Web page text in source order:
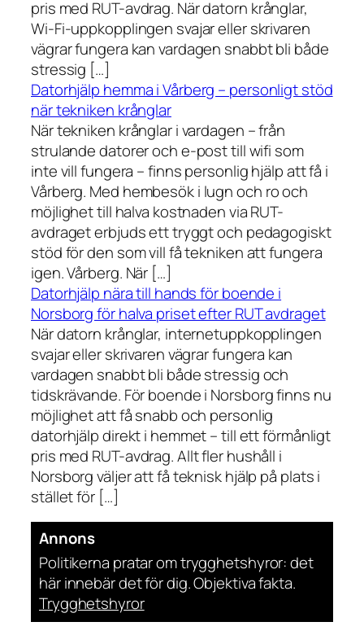
pris med RUT-avdrag. När datorn krånglar,
Wi-Fi-uppkopplingen svajar eller skrivaren
vägrar fungera kan vardagen snabbt bli både
stressig […]
Datorhjälp hemma i Vårberg – personligt stöd
när tekniken krånglar
När tekniken krånglar i vardagen – från
strulande datorer och e-post till wifi som
inte vill fungera – finns personlig hjälp att få i
Vårberg. Med hembesök i lugn och ro och
möjlighet till halva kostnaden via RUT-
avdraget erbjuds ett tryggt och pedagogiskt
stöd för den som vill få tekniken att fungera
igen. Vårberg. När […]
Datorhjälp nära till hands för boende i
Norsborg för halva priset efter RUT avdraget
När datorn krånglar, internetuppkopplingen
svajar eller skrivaren vägrar fungera kan
vardagen snabbt bli både stressig och
tidskrävande. För boende i Norsborg finns nu
möjlighet att få snabb och personlig
datorhjälp direkt i hemmet – till ett förmånligt
pris med RUT-avdrag. Allt fler hushåll i
Norsborg väljer att få teknisk hjälp på plats i
stället för […]
Annons
Politikerna pratar om trygghetshyror: det
här innebär det för dig. Objektiva fakta.
Trygghetshyror